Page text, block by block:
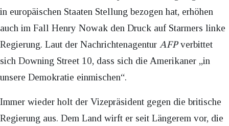
in europäischen Staaten Stellung bezogen hat, erhöhen
auch im Fall Henry Nowak den Druck auf Starmers linke
Regierung. Laut der Nachrichtenagentur AFPverbittet
sich Downing Street 10, dass sich die Amerikaner „in
unsere Demokratie einmischen“.
Immer wieder holt der Vizepräsident gegen die britische
Regierung aus. Dem Land wirft er seit Längerem vor, die